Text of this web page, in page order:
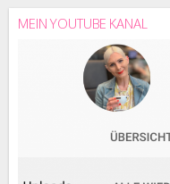
MEIN YOUTUBE KANAL